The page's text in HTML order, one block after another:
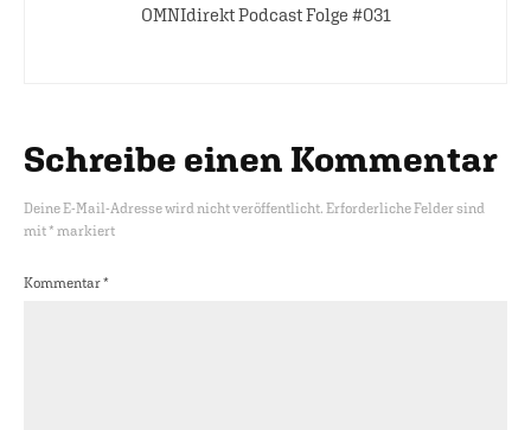
OMNIdirekt Podcast Folge #031
Schreibe einen Kommentar
Deine E-Mail-Adresse wird nicht veröffentlicht. Erforderliche Felder sind
mit* markiert
Kommentar*